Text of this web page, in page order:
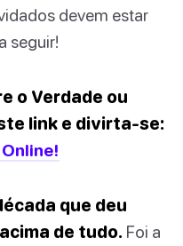
devem estar
seguir!
o Verdade ou
link e divirta-se:
que deu
de tudo. Foi a